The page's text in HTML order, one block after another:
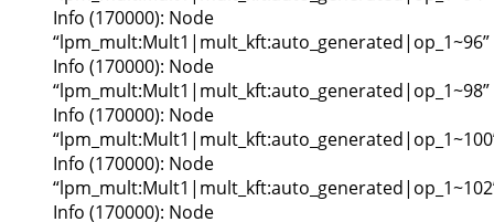
Info (170000): Node
“lpm_mult:Mult1|mult_kft:auto_generated|op_1~96”
Info (170000): Node
“lpm_mult:Mult1|mult_kft:auto_generated|op_1~98”
Info (170000): Node
Info (170000): Node
Info (170000): Node